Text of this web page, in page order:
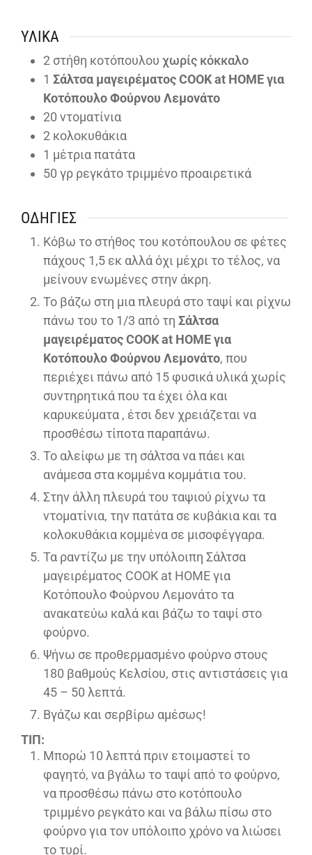
ΥΛΙΚΆ
2 στήθη κοτόπουλου χωρίς κόκκαλο
1 Σάλτσα μαγειρέματος COOK at HOME για
Κοτόπουλο Φούρνου Λεμονάτο
20 ντοματίνια
2 κολοκυθάκια
1 μέτρια πατάτα
50 γρ ρεγκάτο τριμμένο προαιρετικά
ΟΔΗΓΊΕΣ
Κόβω το στήθος του κοτόπουλου σε φέτες
πάχους 1,5 εκ αλλά όχι μέχρι το τέλος, να
μείνουν ενωμένες στην άκρη.
Το βάζω στη μια πλευρά στο ταψί και ρίχνω
πάνω του το 1/3 από τη Σάλτσα
μαγειρέματος COOK at HOME για
Κοτόπουλο Φούρνου Λεμονάτο, που
περιέχει πάνω από 15 φυσικά υλικά χωρίς
συντηρητικά που τα έχει όλα και
καρυκεύματα , έτσι δεν χρειάζεται να
προσθέσω τίποτα παραπάνω.
Το αλείφω με τη σάλτσα να πάει και
ανάμεσα στα κομμένα κομμάτια του.
Στην άλλη πλευρά του ταψιού ρίχνω τα
ντοματίνια, την πατάτα σε κυβάκια και τα
κολοκυθάκια κομμένα σε μισοφέγγαρα.
Τα ραντίζω με την υπόλοιπη Σάλτσα
μαγειρέματος COOK at HOME για
Κοτόπουλο Φούρνου Λεμονάτο τα
ανακατεύω καλά και βάζω το ταψί στο
φούρνο.
Ψήνω σε προθερμασμένο φούρνο στους
180 βαθμούς Κελσίου, στις αντιστάσεις για
45 – 50 λεπτά.
Βγάζω και σερβίρω αμέσως!
ΤΙΠ:
Μπορώ 10 λεπτά πριν ετοιμαστεί το
φαγητό, να βγάλω το ταψί από το φούρνο,
να προσθέσω πάνω στο κοτόπουλο
τριμμένο ρεγκάτο και να βάλω πίσω στο
φούρνο για τον υπόλοιπο χρόνο να λιώσει
το τυρί.